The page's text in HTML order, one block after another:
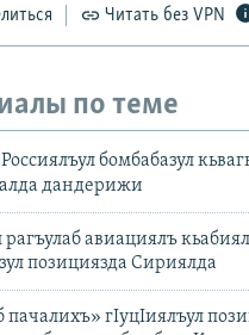
Читать без VPN
по теме
бомбабазул
дандерижи
рагъулаб авиациялъ
позициязда Сириялда
гIуцIиялъул